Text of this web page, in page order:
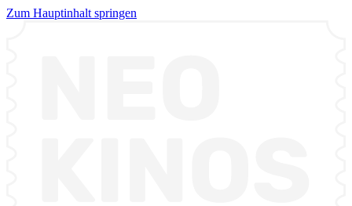
Zum Hauptinhalt springen